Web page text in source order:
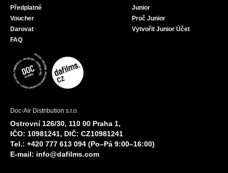
Předplatné
Voucher
Darovat
FAQ
Junior
Proč Junior
Vytvořit Junior Účet
Doc-Air Distribution s.r.o.
Ostrovní 126/30, 110 00 Praha 1,
IČO: 10981241, DIČ: CZ10981241
Tel.: +420 777 613 094 (Po–Pá 9:00–16:00)
E-mail: info@dafilms.com